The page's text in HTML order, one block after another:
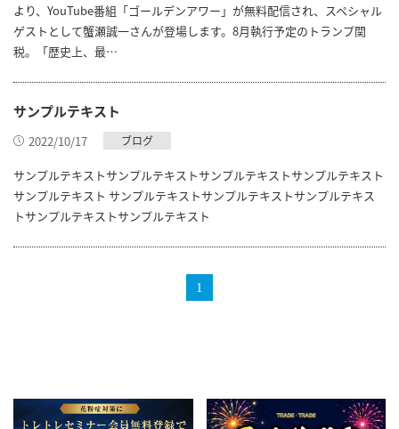
より、YouTube番組「ゴールデンアワー」が無料配信され、スペシャル
ゲストとして蟹瀬誠一さんが登場します。8月執行予定のトランプ関
税。「歴史上、最…
サンプルテキスト
2022/10/17 ブログ
サンプルテキストサンプルテキストサンプルテキストサンプルテキスト
サンプルテキスト サンプルテキストサンプルテキストサンプルテキス
トサンプルテキストサンプルテキスト
1